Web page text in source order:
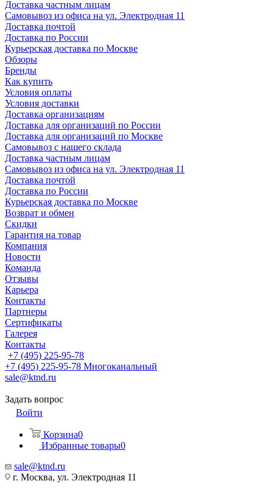
Доставка частным лицам
Самовывоз из офиса на ул. Электродная 11
Доставка почтой
Доставка по России
Курьерская доставка по Москве
Обзоры
Бренды
Как купить
Условия оплаты
Условия доставки
Доставка организациям
Доставка для организаций по России
Доставка для организаций по Москве
Самовывоз с нашего склада
Доставка частным лицам
Самовывоз из офиса на ул. Электродная 11
Доставка почтой
Доставка по России
Курьерская доставка по Москве
Возврат и обмен
Скидки
Гарантия на товар
Компания
Новости
Команда
Отзывы
Карьера
Контакты
Партнеры
Сертификаты
Галерея
Контакты
+7 (495) 225-95-78
+7 (495) 225-95-78 Многоканальный
sale@ktnd.ru
Задать вопрос
Войти
Корзина0
Избранные товары0
sale@ktnd.ru
г. Москва, ул. Электродная 11